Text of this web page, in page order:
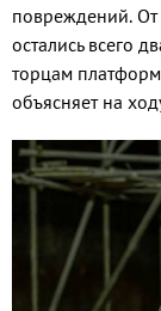
повреждений.
остались всего
торцам
объясняет на